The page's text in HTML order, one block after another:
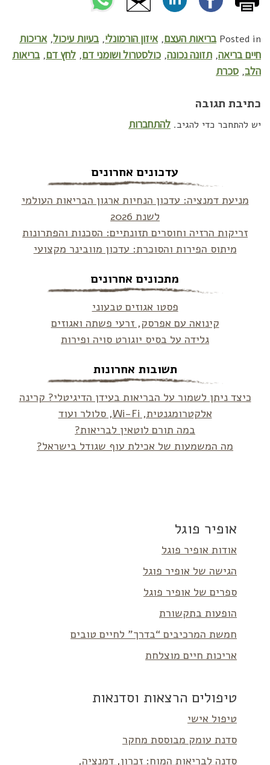
Posted in בריאות העצם,איזון הורמונלי,בעיות עיכול,אריכות
חיים בריאה, תזונה נכונה, כולסטרול ושומני דם, לחץ דם,בריאות
הלב, סכרת
כתיבת תגובה
יש להתחבר כדי להגיב. להתחברות
עדכונים אחרונים
מניעת דמנציה: עדכון הנחיות ארגון הבריאות העולמי
לשנת 2026
זריקות הרזיה וחוסרים תזונתיים: הסכנות והפתרונות
מיתוס הפירות והסוכרת: עדכון מוובינר מקצועי
מתכונים אחרונים
פסטו אגוזים טבעוני
קינואה עם אפרסק, זרעי פשתה ואגוזים
גלידה על בסיס יוגורט סויה ופירות
תשובות אחרונות
כיצד ניתן לשמור על הבריאות בעידן הדיגיטלי? קרינה
אלקטרומגנטית, Wi-Fi, סלולר ועוד
במה תורם לוטאין לבריאות?
מה המשמעות של אכילת עוף שגודל בישראל?
אופיר פוגל
אודות אופיר פוגל
הגישה של אופיר פוגל
ספרים של אופיר פוגל
הופעות בתקשורת
חמשת המרכיבים “בדרך” לחיים טובים
אריכות חיים מוצלחת
טיפולים הרצאות וסדנאות
טיפול אישי
סדנת עומק מבוססת מחקר
סדנה לבריאות המוח: זכרון, דמנציה,